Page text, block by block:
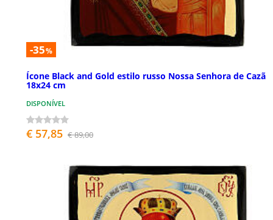
-35%
Ícone Black and Gold estilo russo Nossa Senhora de Cazã
18x24 cm
DISPONÍVEL
€ 57,85 € 89,00